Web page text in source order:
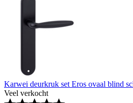
Karwei deurkruk set Eros ovaal blind
Veel verkocht